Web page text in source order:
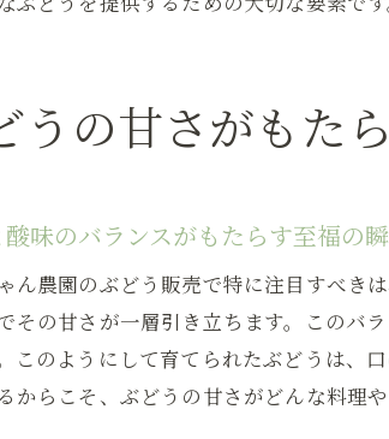
うの甘さがもた
味のバランスがもたらす至福の
ん農園のぶどう販売で特に注目すべき
その甘さが一層引き立ちます。このバ
このようにして育てられたぶどうは、
からこそ、ぶどうの甘さがどんな料理